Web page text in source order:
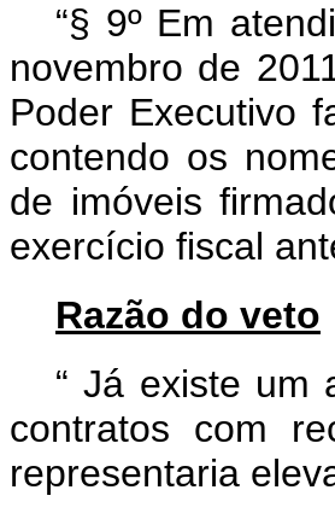
“§ 9º Em
novembro de
Poder Executivo
contendo os
de imóveis
exercício fiscal
Razão do veto
“Já existe um
contratos com
representaria